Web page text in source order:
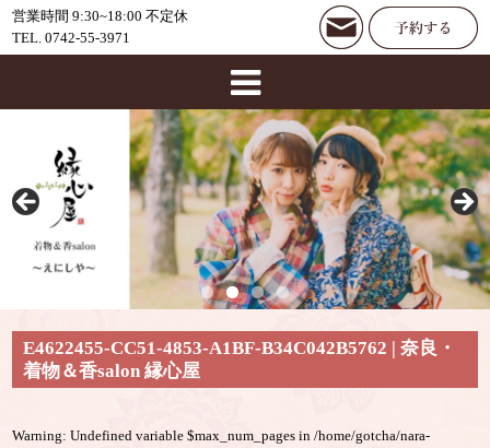
営業時間 9:30~18:00 不定休
TEL. 0742-55-3971
E4622455-CC51-4853-A1BF-B34C042B5762 | 奈良・
着物＆香salon 縁心屋
Warning: Undefined variable $max_num_pages in/home/gotcha/nara-